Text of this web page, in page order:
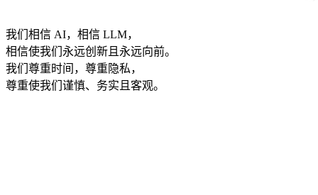
我们相信 AI，相信 LLM，
相信使我们永远创新且永远向前。
我们尊重时间，尊重隐私，
尊重使我们谨慎、务实且客观。